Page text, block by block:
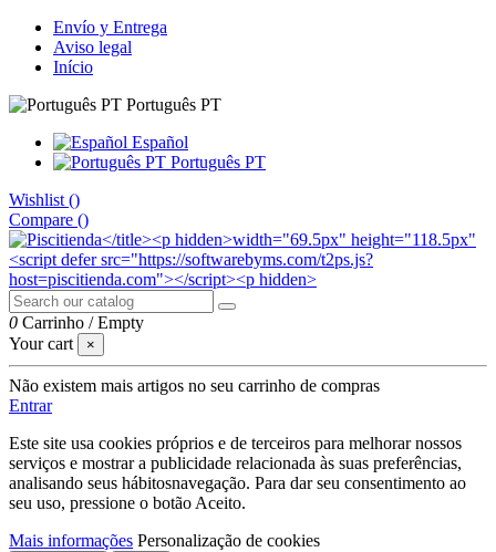
Envío y Entrega
Aviso legal
Início
Português PT
Español
Português PT
Wishlist ()
Compare ()
0 Carrinho /Empty
Your cart
×
Não existem mais artigos no seu carrinho de compras
Entrar
Este site usa cookies próprios e de terceiros para melhorar nossos
serviços e mostrar a publicidade relacionada às suas preferências,
analisando seus hábitosnavegação. Para dar seu consentimento ao
seu uso, pressione o botão Aceito.
Mais informações Personalização de cookies